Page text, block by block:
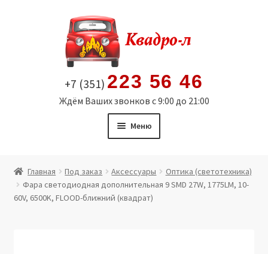
содержимому
+7 (351) 223 56 46
Ждём Ваших звонков с 9:00 до 21:00
Меню
Витрина
Главная Под заказ Аксессуары
Оптика (светотехника)
Фара светодиодная дополнительная 9 SMD 27W, 1775LM, 10-
60V, 6500K, FLOOD-ближний (квадрат)